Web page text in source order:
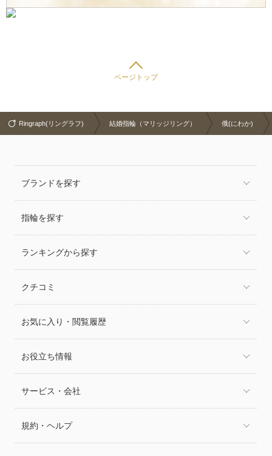
ページトップ
Ringraph(リングラフ) 結婚指輪（マリッジリング） 俄(にわか)
ブランドを探す
指輪を探す
ランキングから探す
クチコミ
お気に入り・閲覧履歴
お役立ち情報
サービス・会社
規約・ヘルプ